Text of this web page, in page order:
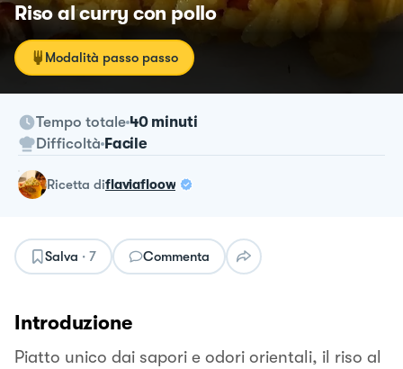
Riso al curry con pollo
Modalità passo passo
Tempo totale 40 minuti
Difficoltà Facile
ricetta diflaviafloow
Salva · 7 Commenta
Introduzione
Piatto unico dai sapori e odori orientali, il riso al